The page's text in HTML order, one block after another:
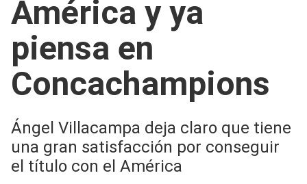
América y ya
piensa en
Concachampions
Ángel Villacampa deja claro que tiene
una gran satisfacción por conseguir
el título con el América